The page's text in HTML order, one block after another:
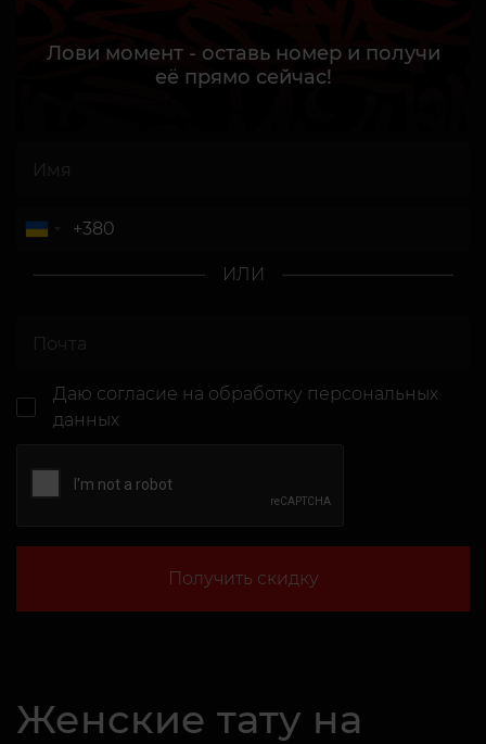
Лови момент - оставь номер и получи
её прямо сейчас!
ИЛИ
Даю согласие на обработку персональных
данных
Получить скидку
Женские тату на